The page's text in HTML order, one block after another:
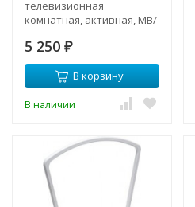
телевизионная
комнатная, активная, МВ/
5 250 ₽
В корзину
В наличии